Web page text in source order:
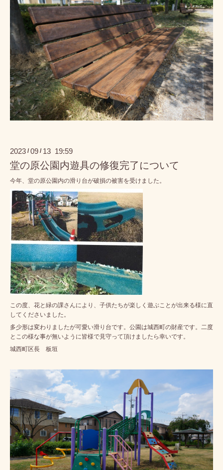
2023 / 09 / 13 19:59
堂の原公園内遊具の修復完了について
今年、堂の原公園内の滑り台が破損の被害を受けました。
この度、花と緑の課さんにより、子供たちが楽しく遊ぶことが出来る様に直
してくださいました。
多少形は変わりましたが可愛い滑り台です。公園は城西町の財産です。二度
とこの様な事が無いように皆様で見守って頂けましたら幸いです。
城西町区長 板垣